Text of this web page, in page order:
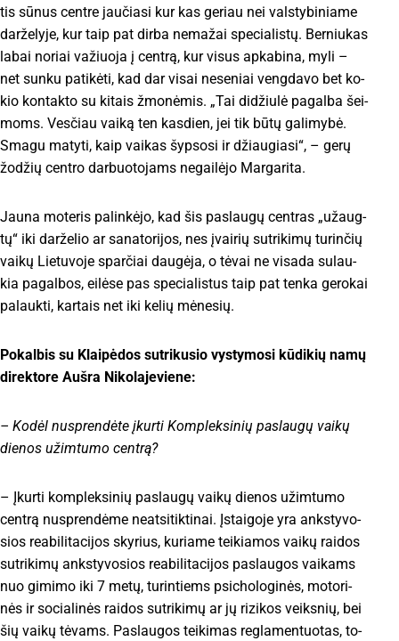
tis sū­nus cent­re jau­čia­si kur kas ge­riau nei vals­ty­bi­nia­me
dar­že­ly­je, kur taip pat dir­ba ne­ma­žai spe­cia­lis­tų. Ber­niu­kas
la­bai no­riai va­žiuo­ja į cent­rą, kur vi­sus ap­ka­bi­na, my­li –
net sun­ku pa­ti­kė­ti, kad dar vi­sai ne­se­niai veng­da­vo bet ko­
kio kon­tak­to su ki­tais žmo­nė­mis. „Tai di­džiu­lė pa­gal­ba šei­
moms. Ves­čiau vai­ką ten kas­dien, jei tik bū­tų ga­li­my­bė.
Sma­gu ma­ty­ti, kaip vai­kas šyp­so­si ir džiau­gia­si“, – ge­rų
žo­džių cent­ro dar­buo­to­jams ne­gai­lė­jo Mar­ga­ri­ta.
Jau­na mo­te­ris pa­lin­kė­jo, kad šis pa­slau­gų cent­ras „užaug­
tų“ iki dar­že­lio ar sa­na­to­ri­jos, nes įvai­rių su­tri­ki­mų tu­rin­čių
vai­kų Lie­tu­vo­je spar­čiai dau­gė­ja, o tė­vai ne vi­sa­da su­lau­
kia pa­gal­bos, ei­lė­se pas spe­cia­lis­tus taip pat ten­ka ge­ro­kai
pa­lauk­ti, kar­tais net iki ke­lių mė­ne­sių.
Pokalbis su Klai­pė­dos su­tri­ku­sio vys­ty­mo­si kū­di­kių na­mų
di­rek­to­re Auš­ra Ni­ko­la­je­vie­ne:
– Ko­dėl nu­spren­dė­te įkur­ti Komp­lek­si­nių pa­slau­gų vai­kų
die­nos užim­tu­mo cent­rą?
– Įkur­ti komp­lek­si­nių pa­slau­gų vai­kų die­nos užim­tu­mo
cent­rą nu­spren­dė­me neat­si­tik­ti­nai. Įs­tai­go­je yra anks­ty­vo­
sios rea­bi­li­ta­ci­jos sky­rius, ku­ria­me tei­kia­mos vai­kų rai­dos
su­tri­ki­mų anks­ty­vo­sios rea­bi­li­ta­ci­jos pa­slau­gos vai­kams
nuo gi­mi­mo iki 7 me­tų, tu­rin­tiems psi­cho­lo­gi­nės, mo­to­ri­
nės ir so­cia­li­nės rai­dos su­tri­ki­mų ar jų ri­zi­kos veiks­nių, bei
šių vai­kų tė­vams. Pas­lau­gos tei­ki­mas reg­la­men­tuo­tas, to­